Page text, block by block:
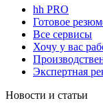
hh PRO
Готовое
Все сервисы
Хочу у вас
Экспертная
Новости и статьи